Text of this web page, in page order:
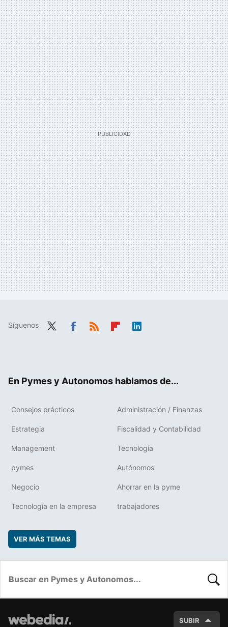
Síguenos
En Pymes y Autonomos hablamos de...
Consejos prácticos Administración / Finanzas
Estrategia Fiscalidad y Contabilidad
Management Tecnología
pymes Autónomos
Negocio Ahorrar en la pyme
Tecnología en la empresa trabajadores
VER MÁS TEMAS
SUBIR